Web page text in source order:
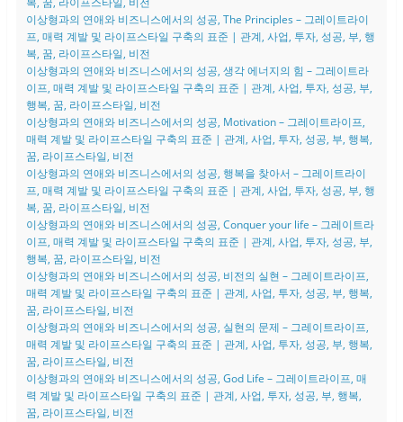
이상형과의 연애와 비즈니스에서의 성공, The Principles – 그레이트라이
프, 매력 계발 및 라이프스타일 구축의 표준 | 관계, 사업, 투자, 성공, 부, 행
복, 꿈, 라이프스타일, 비전
이상형과의 연애와 비즈니스에서의 성공, 생각 에너지의 힘 – 그레이트라
이프, 매력 계발 및 라이프스타일 구축의 표준 | 관계, 사업, 투자, 성공, 부,
행복, 꿈, 라이프스타일, 비전
이상형과의 연애와 비즈니스에서의 성공, Motivation – 그레이트라이프,
매력 계발 및 라이프스타일 구축의 표준 | 관계, 사업, 투자, 성공, 부, 행복,
꿈, 라이프스타일, 비전
이상형과의 연애와 비즈니스에서의 성공, 행복을 찾아서 – 그레이트라이
프, 매력 계발 및 라이프스타일 구축의 표준 | 관계, 사업, 투자, 성공, 부, 행
복, 꿈, 라이프스타일, 비전
이상형과의 연애와 비즈니스에서의 성공, Conquer your life – 그레이트라
이프, 매력 계발 및 라이프스타일 구축의 표준 | 관계, 사업, 투자, 성공, 부,
행복, 꿈, 라이프스타일, 비전
이상형과의 연애와 비즈니스에서의 성공, 비전의 실현 – 그레이트라이프,
매력 계발 및 라이프스타일 구축의 표준 | 관계, 사업, 투자, 성공, 부, 행복,
꿈, 라이프스타일, 비전
이상형과의 연애와 비즈니스에서의 성공, 실현의 문제 – 그레이트라이프,
매력 계발 및 라이프스타일 구축의 표준 | 관계, 사업, 투자, 성공, 부, 행복,
꿈, 라이프스타일, 비전
이상형과의 연애와 비즈니스에서의 성공, God Life – 그레이트라이프, 매
력 계발 및 라이프스타일 구축의 표준 | 관계, 사업, 투자, 성공, 부, 행복,
꿈, 라이프스타일, 비전